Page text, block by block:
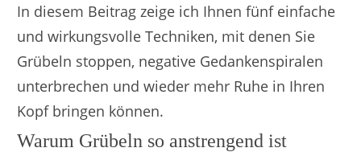
In diesem Beitrag zeige ich Ihnen fünf einfache
und wirkungsvolle Techniken, mit denen Sie
Grübeln stoppen, negative Gedankenspiralen
unterbrechen und wieder mehr Ruhe in Ihren
Kopf bringen können.
Warum Grübeln so anstrengend ist